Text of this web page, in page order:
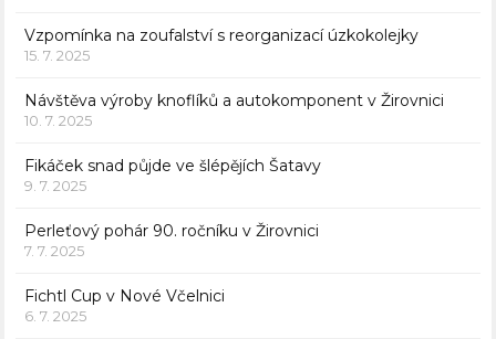
Vzpomínka na zoufalství s reorganizací úzkokolejky
15. 7. 2025
Návštěva výroby knoflíků a autokomponent v Žirovnici
10. 7. 2025
Fikáček snad půjde ve šlépějích Šatavy
9. 7. 2025
Perleťový pohár 90. ročníku v Žirovnici
7. 7. 2025
Fichtl Cup v Nové Včelnici
6. 7. 2025